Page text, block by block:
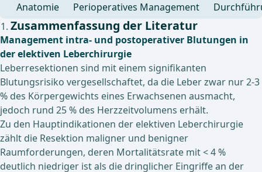
🇧🇷
Anatomie Perioperatives Management
Zusammenfassung der Literatur
Management intra- und postoperativer Blutungen in
der elektiven Leberchirurgie
Leberresektionen sind mit einem signifikanten
Blutungsrisiko vergesellschaftet, da die Leber zwar nur 2-3
% des Körpergewichts eines Erwachsenen ausmacht,
jedoch rund 25 % des Herzzeitvolumens erhält.
Zu den Hauptindikationen der elektiven Leberchirurgie
zählt die Resektion maligner und benigner
Raumforderungen, deren Mortalitätsrate mit < 4 %
deutlich niedriger ist als die dringlicher Eingriffe an der